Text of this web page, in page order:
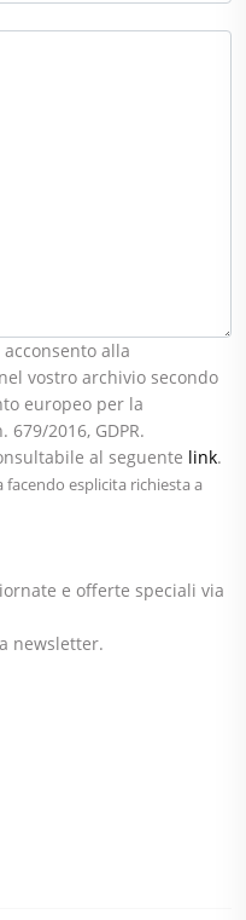
alla
vostro archivio secondo
europeo per la
2016, GDPR.
al seguente link.
esplicita richiesta a
e offerte speciali via
newsletter.